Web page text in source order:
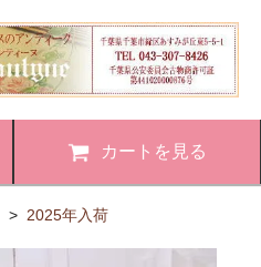
カートを見る
> 2025年入荷